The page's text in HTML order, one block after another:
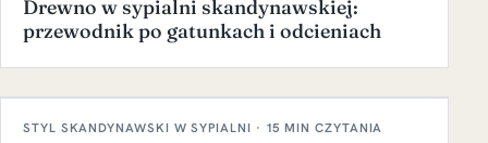
Drewno w sypialni skandynawskiej:
przewodnik po gatunkach i odcieniach
STYL SKANDYNAWSKI W SYPIALNI · 15 MIN CZYTANIA